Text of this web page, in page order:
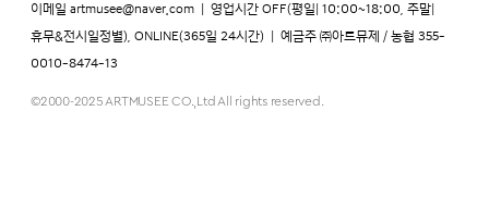
이메일 artmusee@naver.com 영업시간 OFF(평일| 10:00~18:00, 주말|
휴무&전시일정별), ONLINE(365일 24시간) 예금주 ㈜아트뮤제 / 농협 355-
0010-8474-13
©2000-2025 ARTMUSEE CO.,Ltd All rights reserved.